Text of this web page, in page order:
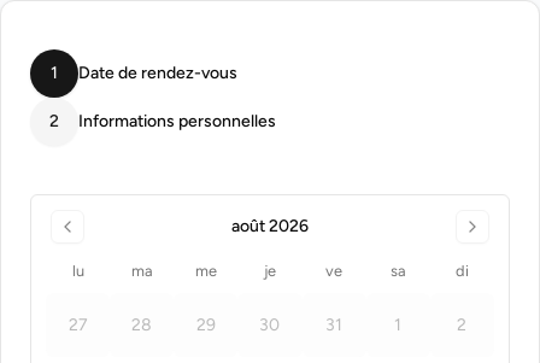
1 Date de rendez-vous
2 Informations personnelles
août 2026
lu ma me je ve sa di
27 28 29 30 31 1 2